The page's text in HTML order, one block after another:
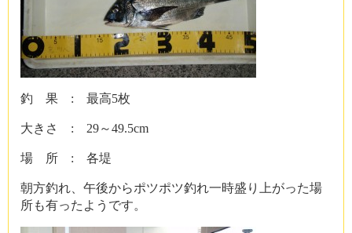
釣 果 : 最高5枚
大きさ : 29～49.5cm
場 所 : 各堤
朝方釣れ、午後からポツポツ釣れ一時盛り上がった場
所も有ったようです。